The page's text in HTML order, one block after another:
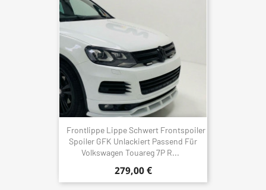
Frontlippe Lippe Schwert Frontspoiler
Spoiler GFK Unlackiert Passend Für
Volkswagen Touareg 7P R...
279,00 €